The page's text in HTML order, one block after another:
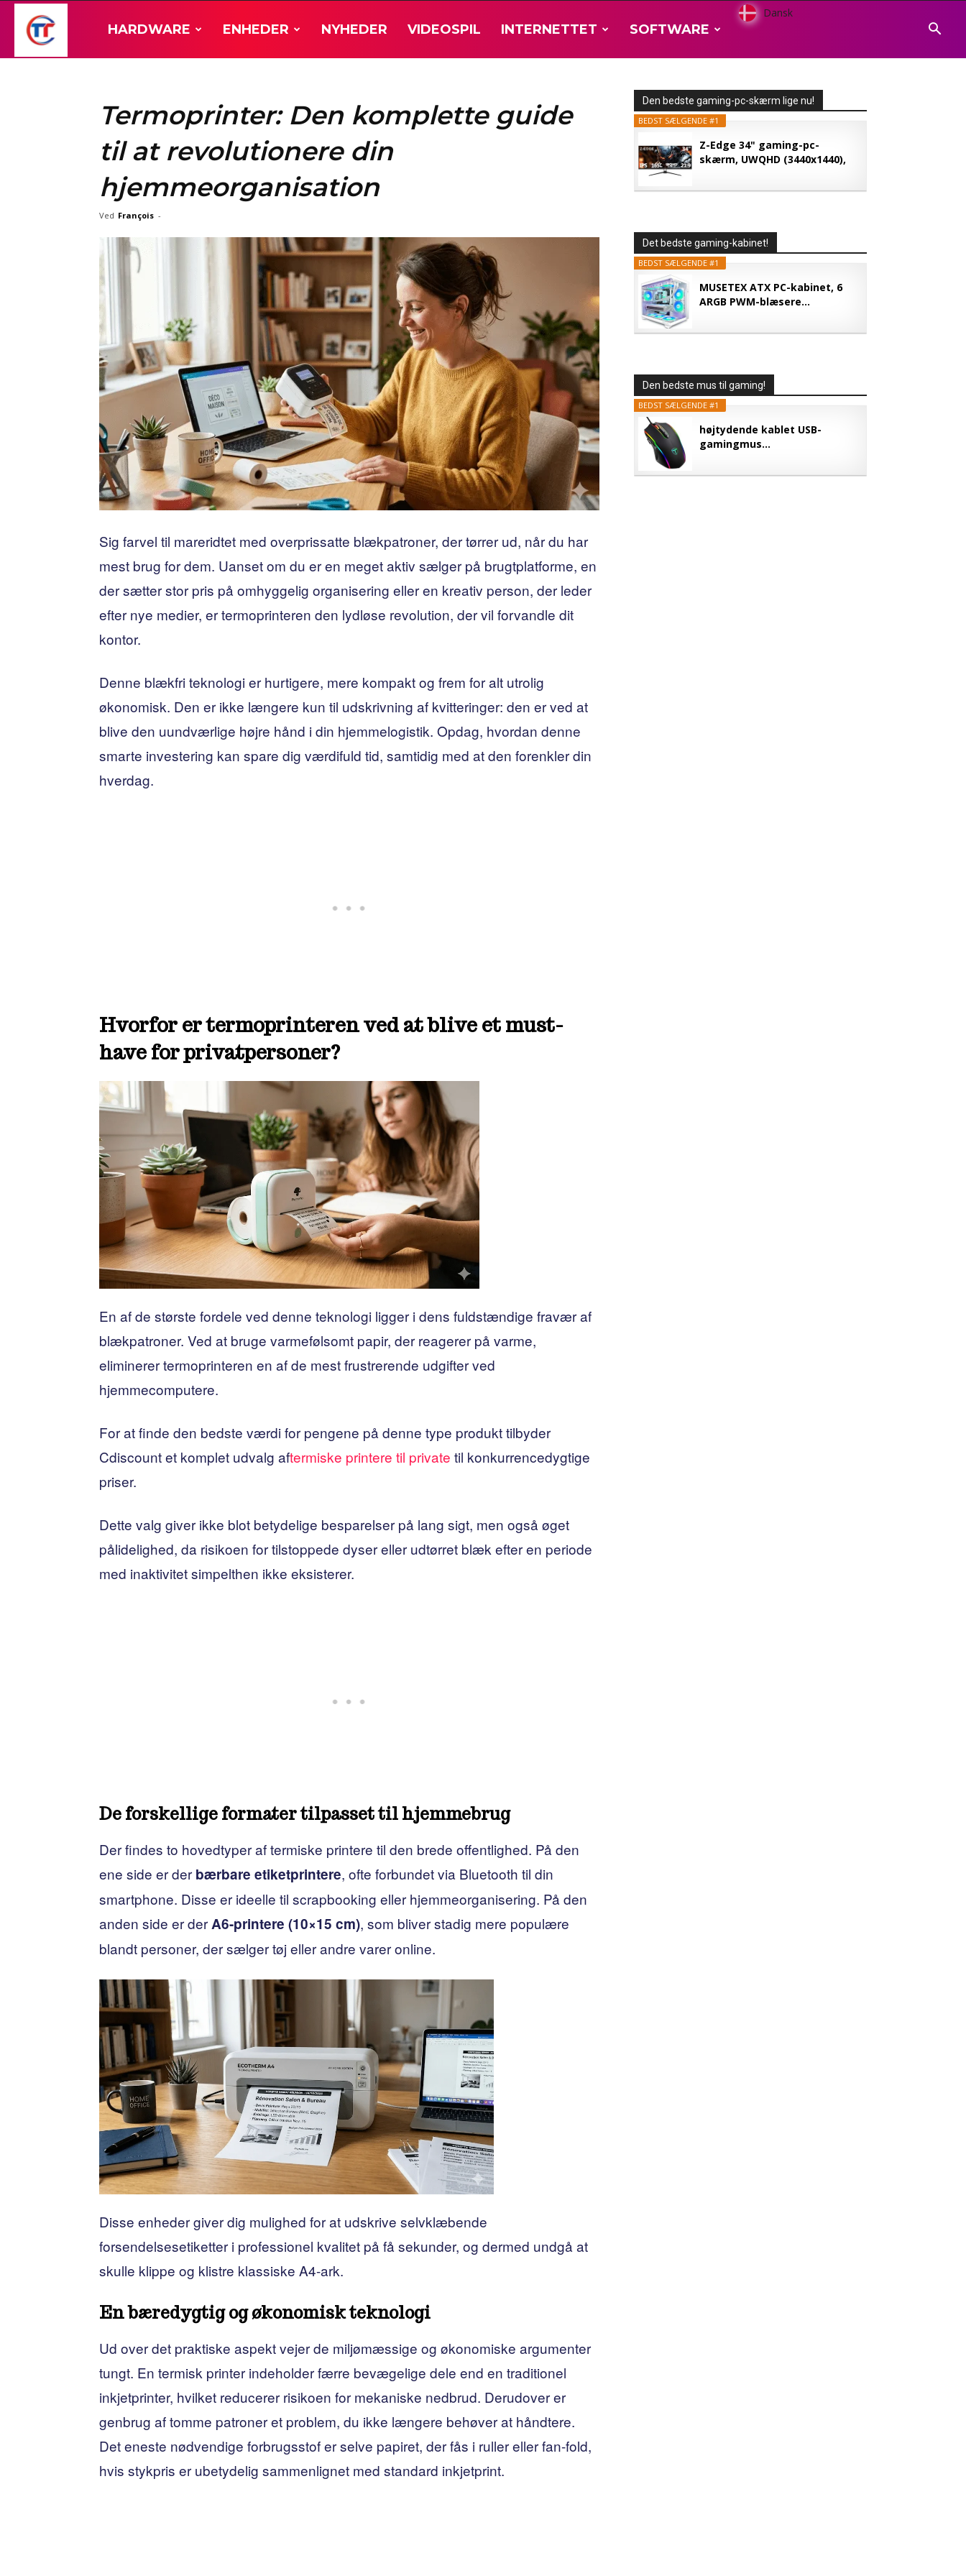
HARDWARE ENHEDER NYHEDER VIDEOSPIL INTERNETTET SOFTWARE
Dansk
Termoprinter: Den komplette guide
til at revolutionere din
hjemmeorganisation
Ved François -
Sig farvel til mareridtet med overprissatte blækpatroner, der tørrer ud, når du har
mest brug for dem. Uanset om du er en meget aktiv sælger på brugtplatforme, en
der sætter stor pris på omhyggelig organisering eller en kreativ person, der leder
efter nye medier, er termoprinteren den lydløse revolution, der vil forvandle dit
kontor.
Denne blækfri teknologi er hurtigere, mere kompakt og frem for alt utrolig
økonomisk. Den er ikke længere kun til udskrivning af kvitteringer: den er ved at
blive den uundværlige højre hånd i din hjemmelogistik. Opdag, hvordan denne
smarte investering kan spare dig værdifuld tid, samtidig med at den forenkler din
hverdag.
Hvorfor er termoprinteren ved at blive et must-
have for privatpersoner?
En af de største fordele ved denne teknologi ligger i dens fuldstændige fravær af
blækpatroner. Ved at bruge varmefølsomt papir, der reagerer på varme,
eliminerer termoprinteren en af ​​de mest frustrerende udgifter ved
hjemmecomputere.
For at finde den bedste værdi for pengene på denne type produkt tilbyder
Cdiscount et komplet udvalg aftermiske printere til private til konkurrencedygtige
priser.
Dette valg giver ikke blot betydelige besparelser på lang sigt, men også øget
pålidelighed, da risikoen for tilstoppede dyser eller udtørret blæk efter en periode
med inaktivitet simpelthen ikke eksisterer.
De forskellige formater tilpasset til hjemmebrug
Der findes to hovedtyper af termiske printere til den brede offentlighed. På den
ene side er der bærbare etiketprintere, ofte forbundet via Bluetooth til din
smartphone. Disse er ideelle til scrapbooking eller hjemmeorganisering. På den
anden side er derA6-printere (10×15 cm), som bliver stadig mere populære
blandt personer, der sælger tøj eller andre varer online.
Disse enheder giver dig mulighed for at udskrive selvklæbende
forsendelsesetiketter i professionel kvalitet på få sekunder, og dermed undgå at
skulle klippe og klistre klassiske A4-ark.
En bæredygtig og økonomisk teknologi
Ud over det praktiske aspekt vejer de miljømæssige og økonomiske argumenter
tungt. En termisk printer indeholder færre bevægelige dele end en traditionel
inkjetprinter, hvilket reducerer risikoen for mekaniske nedbrud. Derudover er
genbrug af tomme patroner et problem, du ikke længere behøver at håndtere.
Det eneste nødvendige forbrugsstof er selve papiret, der fås i ruller eller fan-fold,
hvis stykpris er ubetydelig sammenlignet med standard inkjetprint.
Den bedste gaming-pc-skærm lige nu!
BEDST SÆLGENDE #1
Z-Edge 34" gaming-pc-
skærm, UWQHD (3440x1440),
Det bedste gaming-kabinet!
BEDST SÆLGENDE #1
MUSETEX ATX PC-kabinet, 6
ARGB PWM-blæsere...
Den bedste mus til gaming!
BEDST SÆLGENDE #1
højtydende kablet USB-
gamingmus...